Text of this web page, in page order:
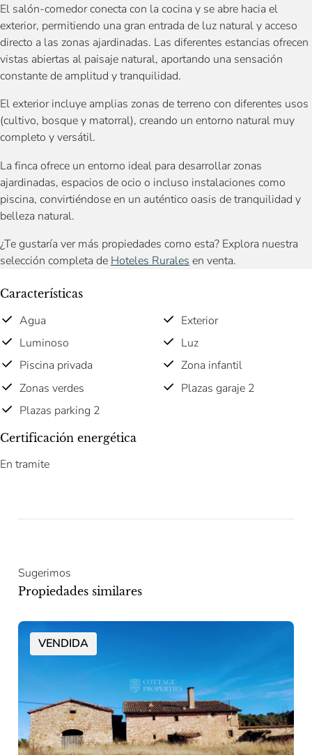
El salón-comedor conecta con la cocina y se abre hacia el
exterior, permitiendo una gran entrada de luz natural y acceso
directo a las zonas ajardinadas. Las diferentes estancias ofrecen
vistas abiertas al paisaje natural, aportando una sensación
constante de amplitud y tranquilidad.
El exterior incluye amplias zonas de terreno con diferentes usos
(cultivo, bosque y matorral), creando un entorno natural muy
completo y versátil.
La finca ofrece un entorno ideal para desarrollar zonas
ajardinadas, espacios de ocio o incluso instalaciones como
piscina, convirtiéndose en un auténtico oasis de tranquilidad y
belleza natural.
¿Te gustaría ver más propiedades como esta? Explora nuestra
selección completa de Hoteles Rurales en venta.
Características
Agua
Exterior
Luminoso
Luz
Piscina privada
Zona infantil
Zonas verdes
Plazas garaje 2
Plazas parking 2
Certificación energética
En tramite
Sugerimos
Propiedades similares
VENDIDA